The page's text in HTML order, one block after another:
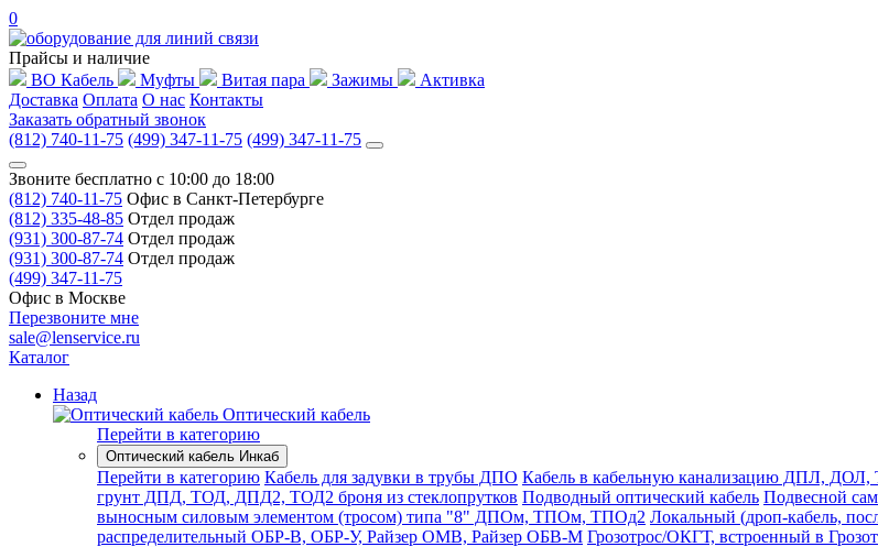
0
Прайсы и наличие
ВО Кабель
Муфты Витая пара Зажимы
Активка
Доставка Оплата О нас Контакты
Заказать обратный звонок
(812) 740-11-75 (499) 347-11-75 (499) 347-11-75
Звоните бесплатно с 10:00 до 18:00
(812) 740-11-75 Офис в Санкт-Петербурге
(812) 335-48-85 Отдел продаж
(931) 300-87-74 Отдел продаж
(931) 300-87-74 Отдел продаж
(499) 347-11-75
Офис в Москве
Перезвоните мне
sale@lenservice.ru
Каталог
Назад
Оптический кабель
Перейти в категорию
Оптический кабель Инкаб
Перейти в категорию Кабель для задувки в трубы ДПО Кабель в кабельную канализацию ДПЛ, ДОЛ,
грунт ДПД, ТОД, ДПД2, ТОД2 броня из стеклопрутков Подводный оптический кабель Подвесной
выносным силовым элементом (тросом) типа "8" ДПОм, ТПОм, ТПОд2 Локальный (дроп-кабель,
распределительный ОБР-В, ОБР-У, Райзер ОМВ, Райзер ОБВ-М Грозотрос/ОКГТ, встроенный в